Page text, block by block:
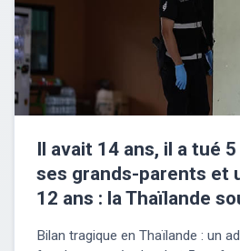
Il avait 14 ans, il a tué
ses grands-parents et
12 ans : la Thaïlande
Bilan tragique en Thaïlande : un